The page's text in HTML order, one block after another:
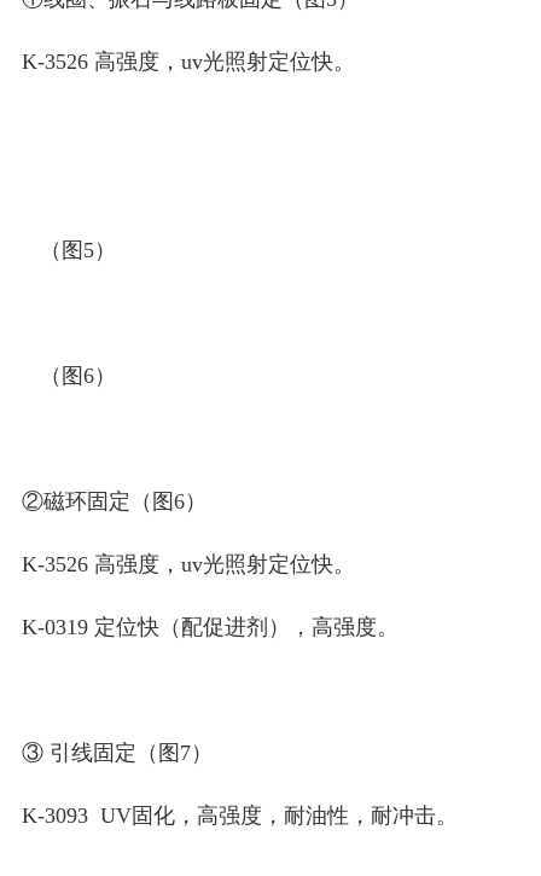
K-3526 高强度，uv光照射定位快。
（图5）
（图6）
②磁环固定（图6）
K-3526 高强度，uv光照射定位快。
K-0319 定位快（配促进剂），高强度。
③ 引线固定（图7）
K-3093 UV固化，高强度，耐油性，耐冲击。